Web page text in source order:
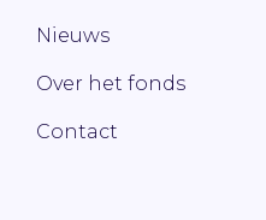
Nieuws
Over het fonds
Contact